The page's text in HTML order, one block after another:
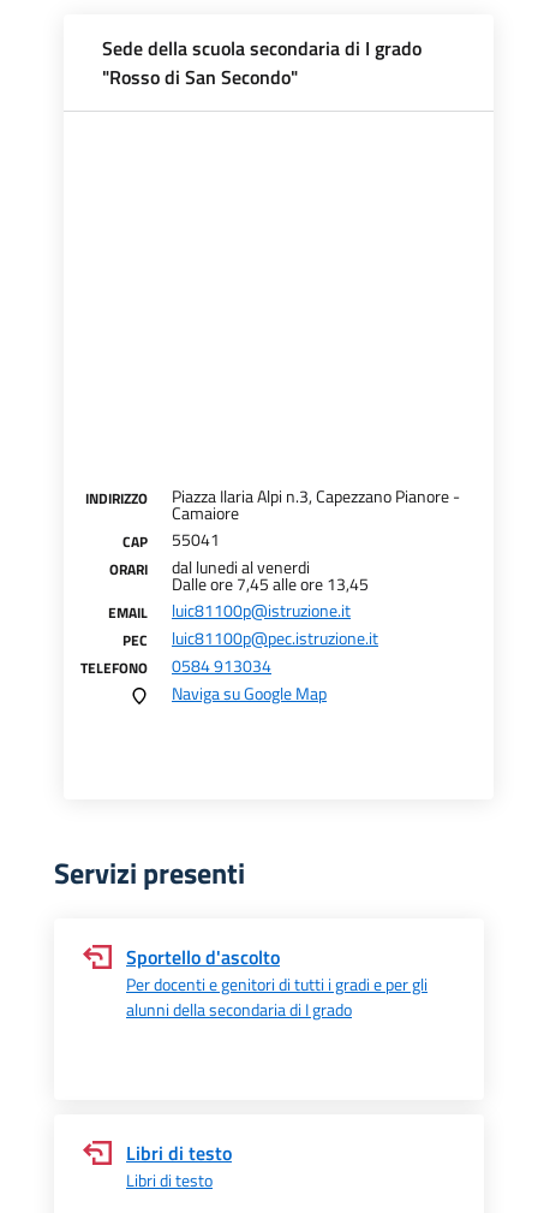
Sede della scuola secondaria di I grado
"Rosso di San Secondo"
INDIRIZZO Piazza Ilaria Alpi n.3, Capezzano Pianore -
Camaiore
CAP 55041
ORARI dal lunedi al venerdi
Dalle ore 7,45 alle ore 13,45
EMAIL luic81100p@istruzione.it
PEC luic81100p@pec.istruzione.it
TELEFONO
0584 913034
Naviga su Google Map
Servizi presenti
Sportello d'ascolto
Per docenti e genitori di tutti i gradi e per gli
alunni della secondaria di I grado
Libri di testo
Libri di testo